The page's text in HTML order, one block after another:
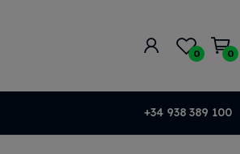
0 0
+34 938 389 100